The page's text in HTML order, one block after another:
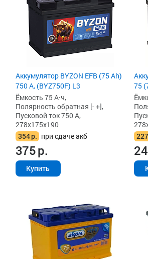
Аккумулятор BYZON EFB (75 Ah)
750 А, (BYZ750F) L3
Ёмкость 75 А·ч,
Полярность обратная [- +],
Пусковой ток 750 А,
278x175x190
354р. при сдаче акб
375р.
Купить
75
227